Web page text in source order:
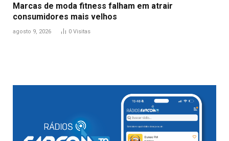
Marcas de moda fitness falham em atrair
consumidores mais velhos
agosto 9, 2026 0 Visitas